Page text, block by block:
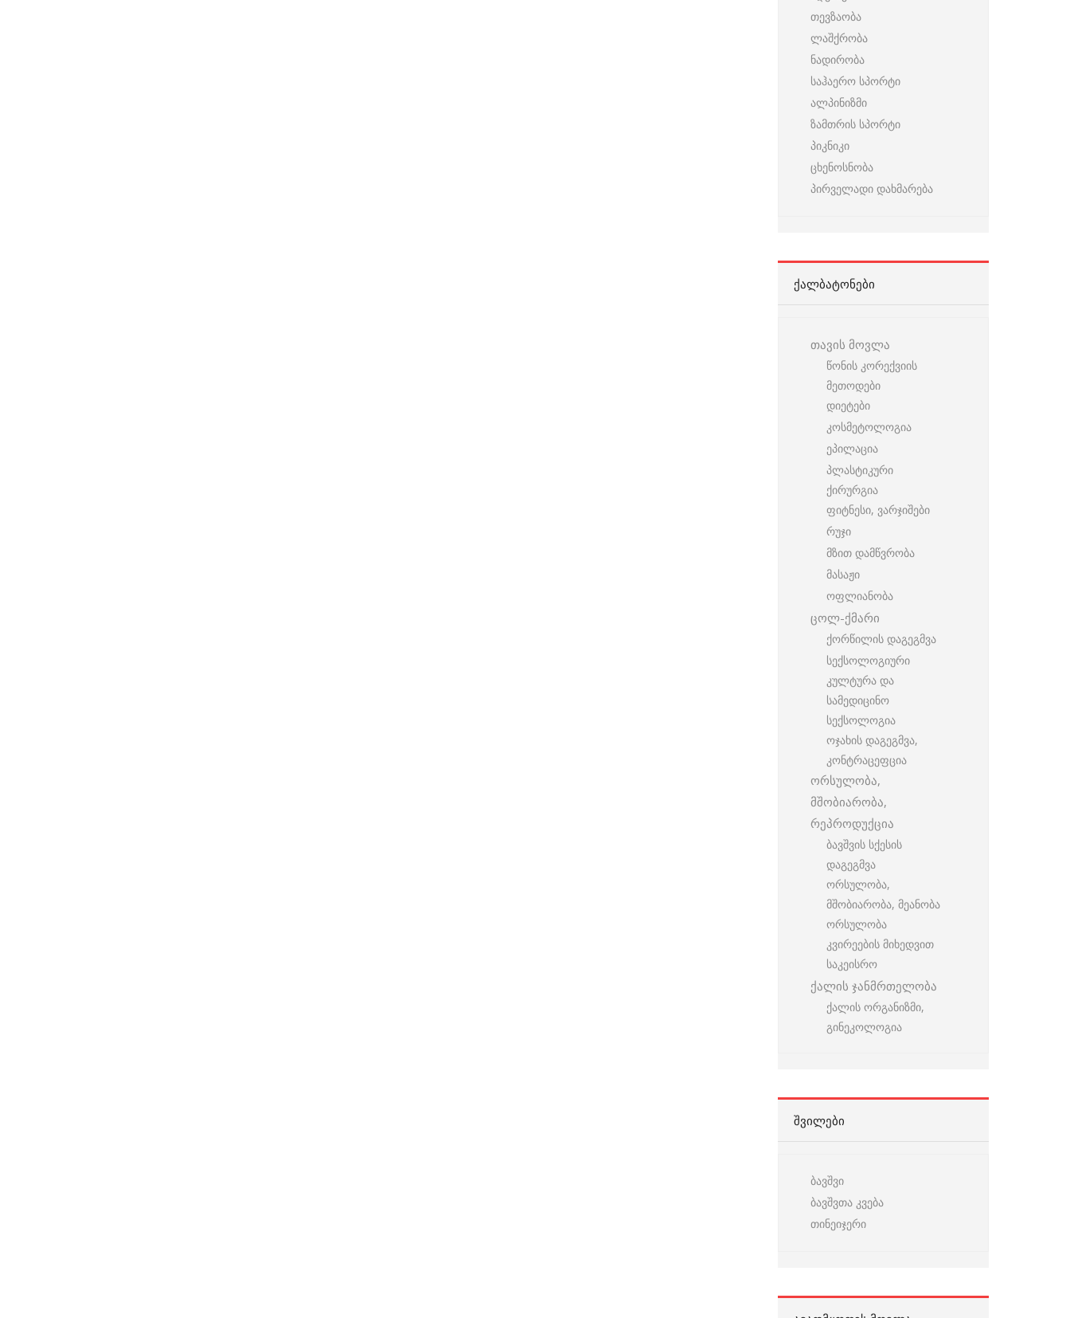
თევზაობა
ლაშქრობა
ნადირობა
საჰაერო სპორტი
ალპინიზმი
ზამთრის სპორტი
პიკნიკი
ცხენოსნობა
პირველადი დახმარება
ᲥᲐᲚᲑᲐᲢᲝᲜᲔᲑᲘ
თავის მოვლა
წონის კორექვიის
მეთოდები
დიეტები
კოსმეტოლოგია
ეპილაცია
პლასტიკური
ქირურგია
ფიტნესი, ვარჯიშები
რუჯი
მზით დამწვრობა
მასაჟი
ოფლიანობა
ცოლ-ქმარი
ქორწილის დაგეგმვა
სექსოლოგიური
კულტურა და
სამედიცინო
სექსოლოგია
ოჯახის დაგეგმვა,
კონტრაცეფცია
ორსულობა,
მშობიარობა,
რეპროდუქცია
ბავშვის სქესის
დაგეგმვა
ორსულობა,
მშობიარობა, მეანობა
ორსულობა
კვირეების მიხედვით
საკეისრო
ქალის ჯანმრთელობა
ქალის ორგანიზმი,
გინეკოლოგია
ᲨᲕᲘᲚᲔᲑᲘ
ბავშვი
ბავშვთა კვება
თინეიჯერი